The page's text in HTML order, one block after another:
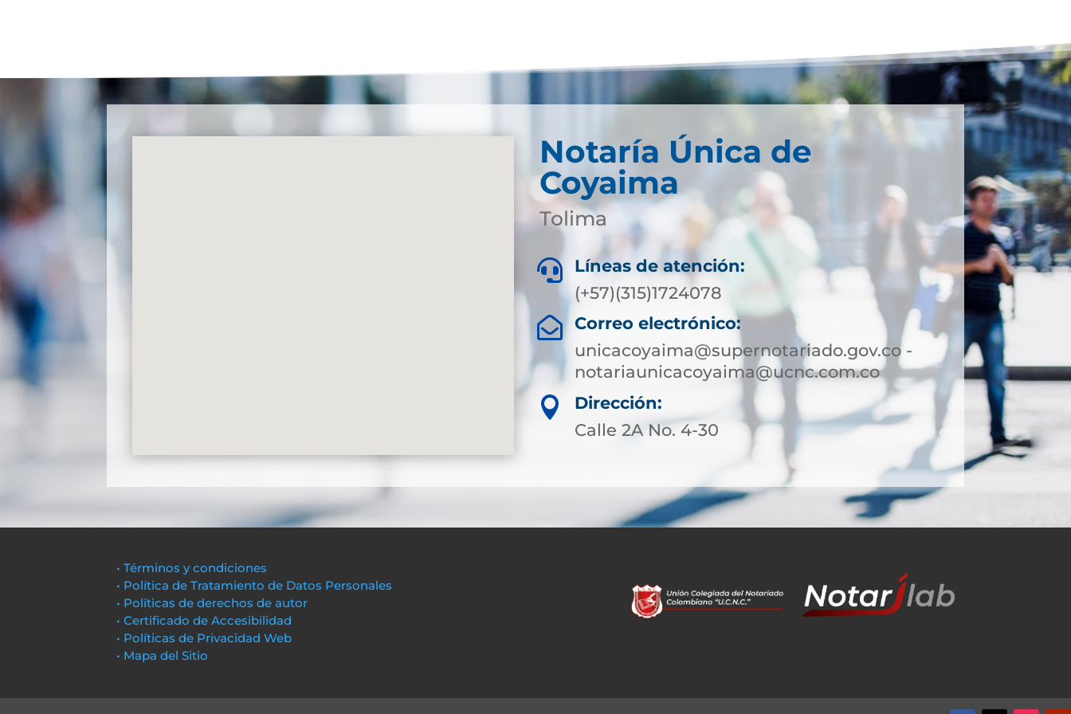
Notaría Única de
Coyaima
Tolima

Líneas de atención:
(+57)(315)1724078

Correo electrónico:
unicacoyaima@supernotariado.gov.co -
notariaunicacoyaima@ucnc.com.co

Dirección:
Calle 2A No. 4-30
• Términos y condiciones
• Política de Tratamiento de Datos Personales
• Políticas de derechos de autor
• Certificado de Accesibilidad
• Políticas de Privacidad Web
• Mapa del Sitio